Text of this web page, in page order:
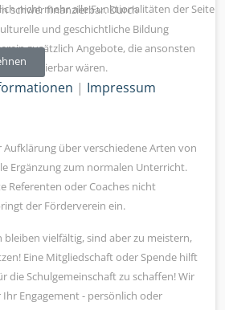
schwer finanzierbar. Durch
und geschichtliche Bildung
zusätzlich Angebote, die ansonsten
finanzierbar wären.
über verschiedene Arten von
Ergänzung zum normalen Unterricht.
Referenten oder Coaches nicht
der Förderverein ein.
bleiben vielfältig, sind aber zu meistern,
Eine Mitgliedschaft oder Spende hilft
die Schulgemeinschaft zu schaffen! Wir
Engagement - persönlich oder
nicht mehr alle Funktionalitäten der Seite
| Impressum